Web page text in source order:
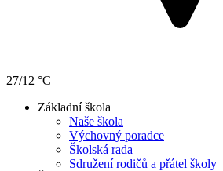
27/12 °C
Základní škola
Naše škola
Výchovný poradce
Školská rada
Sdružení rodičů a přátel školy